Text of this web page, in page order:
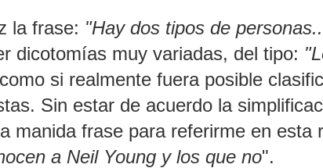
la frase: "Hay dos tipos de
dicotomías muy variadas, del tipo:
como si realmente fuera posible
Sin estar de acuerdo la
manida frase para referirme en esta
a Neil Young y los que no".